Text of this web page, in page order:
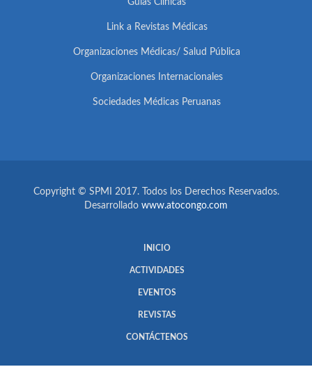
Guías Clínicas
Link a Revistas Médicas
Organizaciones Médicas/ Salud Pública
Organizaciones Internacionales
Sociedades Médicas Peruanas
Copyright © SPMI 2017. Todos los Derechos Reservados.
Desarrollado www.atocongo.com
INICIO
ACTIVIDADES
EVENTOS
REVISTAS
CONTÁCTENOS